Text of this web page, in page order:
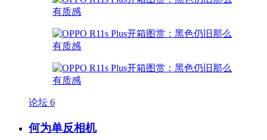
论坛 6
何为单反相机